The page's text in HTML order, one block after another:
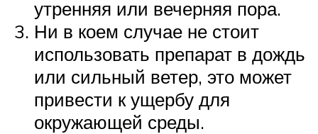
утренняя или вечерняя пора.
Ни в коем случае не стоит
использовать препарат в дождь
или сильный ветер, это может
привести к ущербу для
окружающей среды.